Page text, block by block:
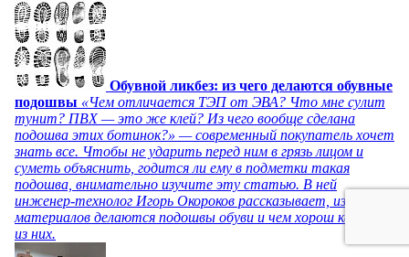
Обувной ликбез: из чего делаются обувные
подошвы «Чем отличается ТЭП от ЭВА? Что мне сулит
тунит? ПВХ — это же клей? Из чего вообще сделана
подошва этих ботинок?» — современный покупатель хочет
знать все. Чтобы не ударить перед ним в грязь лицом и
суметь объяснить, годится ли ему в подметки такая
подошва, внимательно изучите эту статью. В ней
инженер-технолог Игорь Окороков рассказывает, из каких
материалов делаются подошвы обуви и чем хорош каждый
из них.